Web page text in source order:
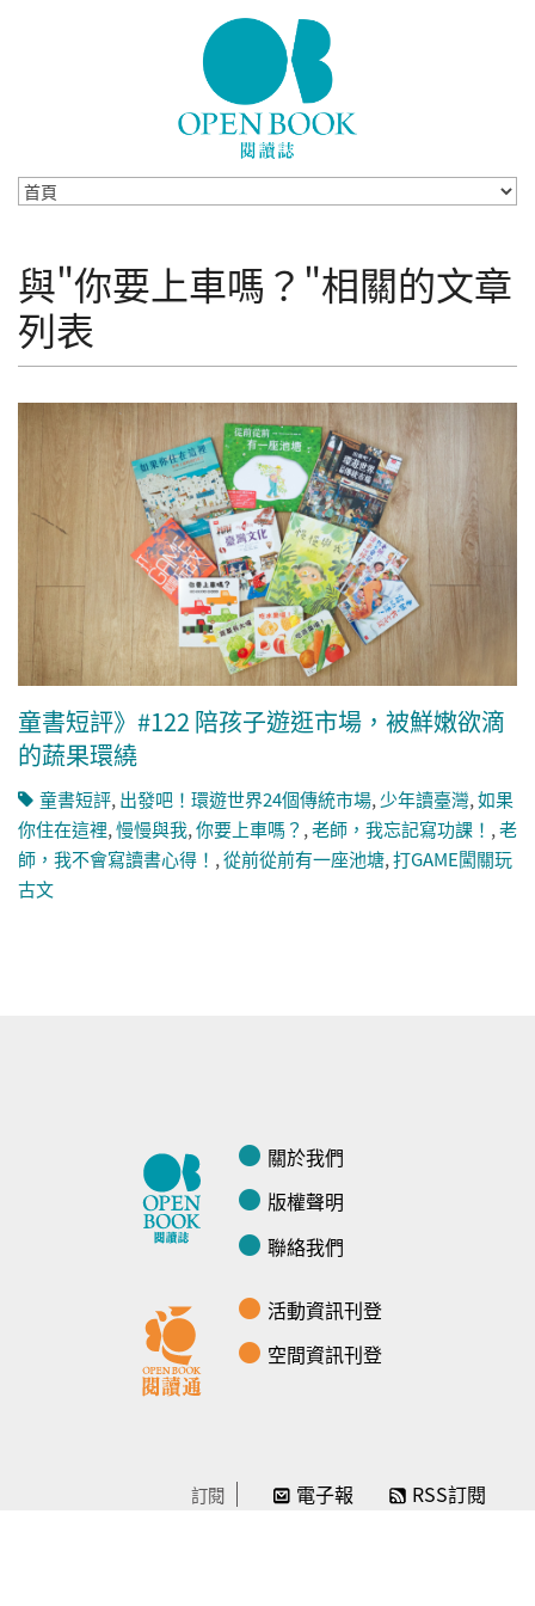
與"你要上車嗎？"相關的文章
列表
童書短評》#122 陪孩子遊逛市場，被鮮嫩欲滴
的蔬果環繞
童書短評,出發吧！環遊世界24個傳統市場,少年讀臺灣,如果
你住在這裡,慢慢與我,你要上車嗎？ ,老師，我忘記寫功課！ ,老
師，我不會寫讀書心得！ ,從前從前有一座池塘,打GAME闖關玩
古文
關於我們
版權聲明
聯絡我們
活動資訊刊登
空間資訊刊登
訂閱 電子報 RSS訂閱